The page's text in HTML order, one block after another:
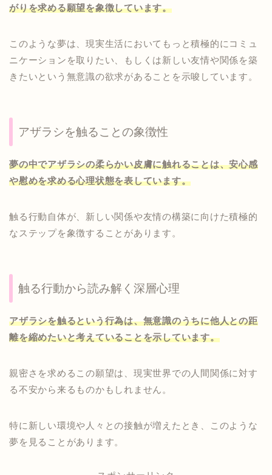
がりを求める願望を象徴しています。
このような夢は、現実生活においてもっと積極的にコミュ
ニケーションを取りたい、もしくは新しい友情や関係を築
きたいという無意識の欲求があることを示唆しています。
アザラシを触ることの象徴性
夢の中でアザラシの柔らかい皮膚に触れることは、安心感
や慰めを求める心理状態を表しています。
触る行動自体が、新しい関係や友情の構築に向けた積極的
なステップを象徴することがあります。
触る行動から読み解く深層心理
アザラシを触るという行為は、無意識のうちに他人との距
離を縮めたいと考えていることを示しています。
親密さを求めるこの願望は、現実世界での人間関係に対す
る不安から来るものかもしれません。
特に新しい環境や人々との接触が増えたとき、このような
夢を見ることがあります。